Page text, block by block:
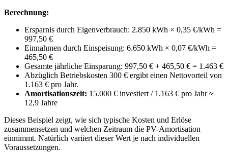
Berechnung:
Ersparnis durch Eigenverbrauch: 2.850 kWh × 0,35 €/kWh =
997,50 €
Einnahmen durch Einspeisung: 6.650 kWh × 0,07 €/kWh =
465,50 €
Gesamte jährliche Einsparung: 997,50 € + 465,50 € = 1.463 €
Abzüglich Betriebskosten 300 € ergibt einen Nettovorteil von
1.163 € pro Jahr.
Amortisationszeit: 15.000 € investiert / 1.163 € pro Jahr ≈
12,9 Jahre
Dieses Beispiel zeigt, wie sich typische Kosten und Erlöse
zusammensetzen und welchen Zeitraum die PV-Amortisation
einnimmt. Natürlich variiert dieser Wert je nach individuellen
Voraussetzungen.